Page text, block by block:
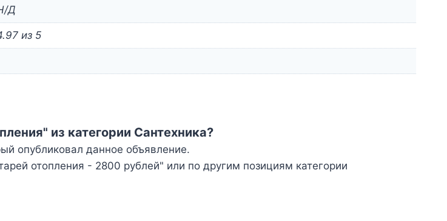
Д
из 5
из категории Сантехника?
опубликовал данное объявление.
отопления - 2800 рублей" или по другим позициям категории